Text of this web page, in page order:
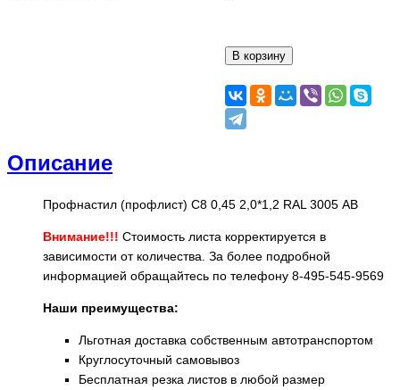
Описание
Профнастил (профлист) С8 0,45 2,0*1,2 RAL 3005 АВ
Внимание!!! Стоимость листа корректируется в
зависимости от количества. За более подробной
информацией обращайтесь по телефону 8-495-545-9569
Наши преимущества:
Льготная доставка собственным автотранспортом
Круглосуточный самовывоз
Бесплатная резка листов в любой размер